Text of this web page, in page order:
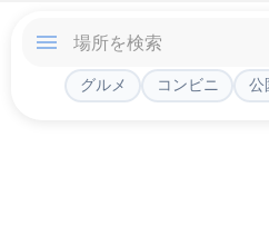
グルメ コンビニ 公